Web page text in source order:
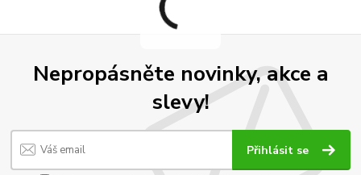
Nepropásněte novinky, akce a
slevy!
Přihlásit se